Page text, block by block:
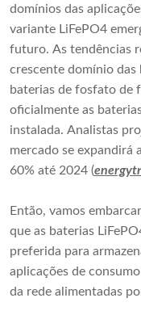
domínios das
variante LiFePO4
futuro. As tendências
crescente domínio das
baterias de fosfato de
oficialmente as
instalada. Analistas
mercado se expandirá
60% até 2024 (
Então, vamos
que as baterias
preferida para
aplicações de
da rede alimentadas